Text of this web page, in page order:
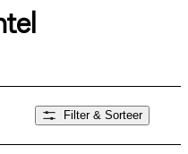
Filter & Sorteer